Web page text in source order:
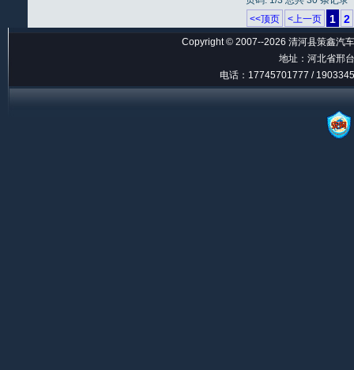
<<顶页
<上一页 1 2
Copyright © 2007--2026 清河县策鑫汽
地址：河北省邢
电话：17745701777 /